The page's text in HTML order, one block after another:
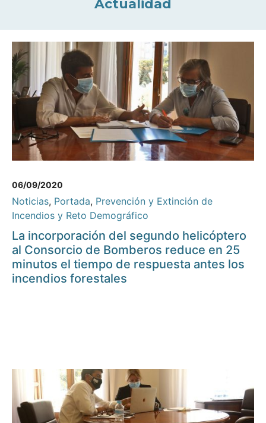
Actualidad
06/09/2020
Noticias, Portada, Prevención y Extinción de
Incendios y Reto Demográfico
La incorporación del segundo helicóptero
al Consorcio de Bomberos reduce en 25
minutos el tiempo de respuesta antes los
incendios forestales